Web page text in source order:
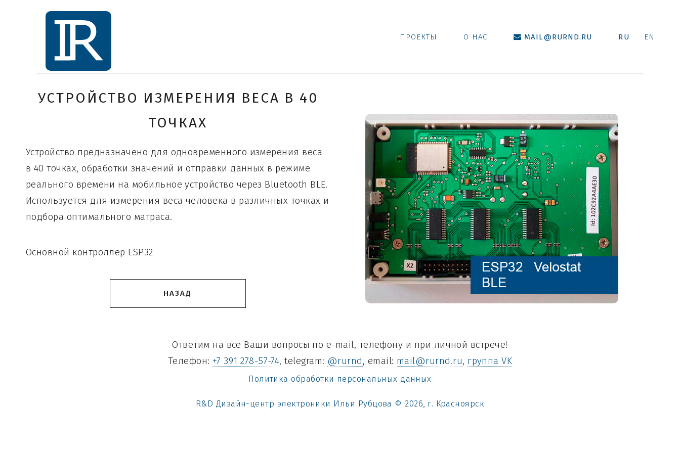
ПРОЕКТЫ О НАС MAIL@RURND.RU RU EN
УСТРОЙСТВО ИЗМЕРЕНИЯ ВЕСА В 40
ТОЧКАХ
Устройство предназначено для одновременного измерения веса
в 40 точках, обработки значений и отправки данных в режиме
реального времени на мобильное устройство через Bluetooth BLE.
Используется для измерения веса человека в различных точках и
подбора оптимального матраса.
Основной контроллер ESP32
НАЗАД
Ответим на все Ваши вопросы по e-mail, телефону и при личной встрече!
Телефон: +7 391 278-57-74, telegram: @rurnd, email: mail@rurnd.ru, группа VK
Политика обработки персональных данных
R&D Дизайн-центр электроники Ильи Рубцова © 2026, г. Красноярск